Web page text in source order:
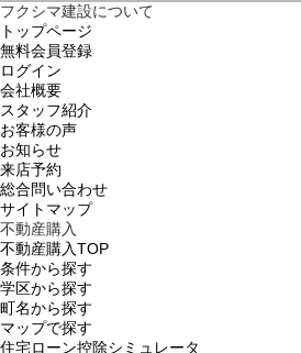
フクシマ建設について
トップページ
無料会員登録
ログイン
会社概要
スタッフ紹介
お客様の声
お知らせ
来店予約
総合問い合わせ
サイトマップ
不動産購入
不動産購入TOP
条件から探す
学区から探す
町名から探す
マップで探す
住宅ローン控除シミュレータ